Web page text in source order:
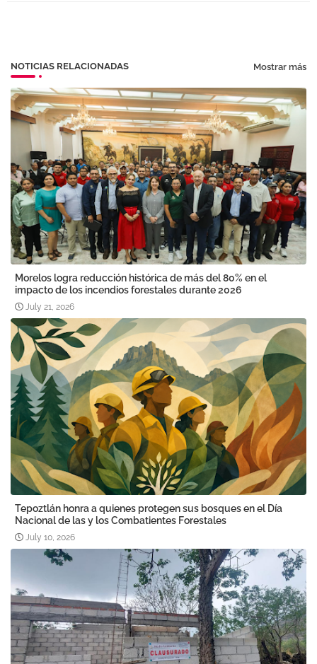
NOTICIAS RELACIONADAS Mostrar más
Morelos logra reducción histórica de más del 80% en el
impacto de los incendios forestales durante 2026
July 21, 2026
Tepoztlán honra a quienes protegen sus bosques en el Día
Nacional de las y los Combatientes Forestales
July 10, 2026